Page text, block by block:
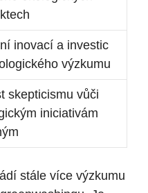
inovací a investic
výzkumu
skepticismu vůči
iniciativám
stále více výzkumu